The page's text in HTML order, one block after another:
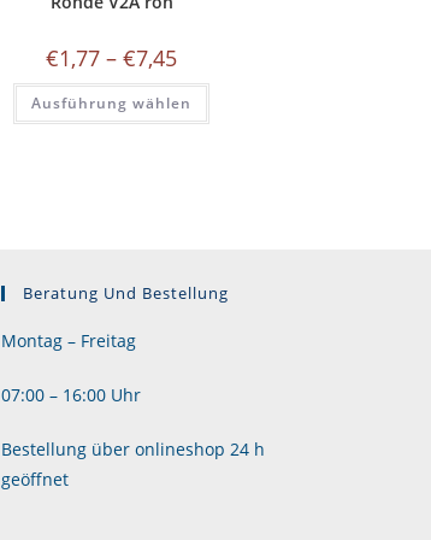
€1,77 –€7,45€1,77
bis
€7,45
Ausführung wählen
Dieses
weist
gewählt
werden
Beratung Und Bestellung
Montag – Freitag
07:00 – 16:00 Uhr
Bestellung über onlineshop 24 h
geöffnet